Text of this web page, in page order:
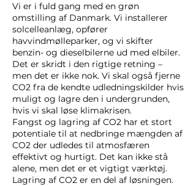
Vi er i fuld gang med en grøn
omstilling af Danmark. Vi installerer
solcelleanlæg, opfører
havvindmølleparker, og vi skifter
benzin- og dieselbilerne ud med elbiler.
Det er skridt i den rigtige retning –
men det er ikke nok. Vi skal også fjerne
CO2 fra de kendte udledningskilder hvis
muligt og lagre den i undergrunden,
hvis vi skal løse klimakrisen.
Fangst og lagring af CO2 har et stort
potentiale til at nedbringe mængden af
CO2 der udledes til atmosfæren
effektivt og hurtigt. Det kan ikke stå
alene, men det er et vigtigt værktøj.
Lagring af CO2 er en del af løsningen.